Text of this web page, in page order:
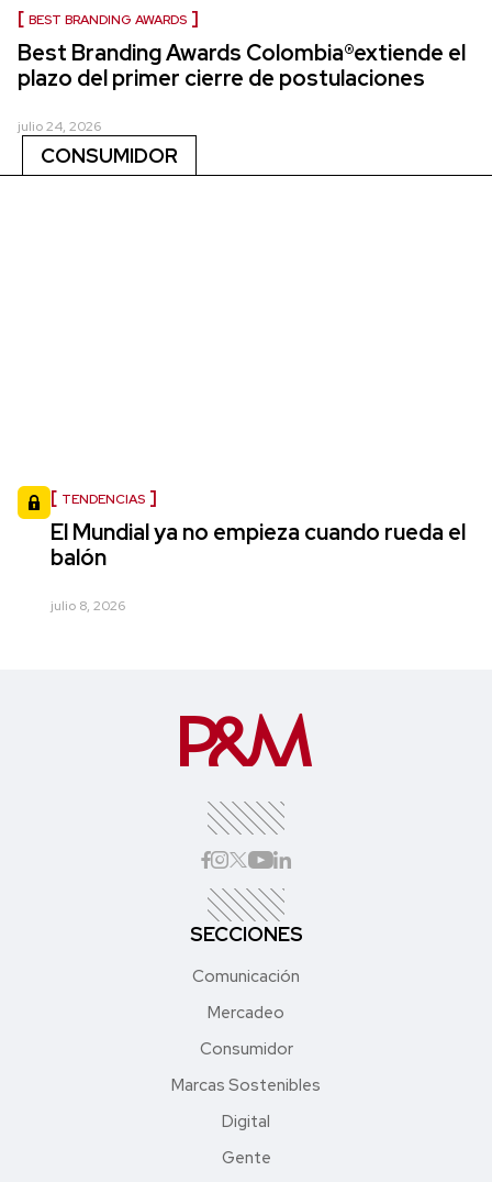
BEST BRANDING AWARDS
Best Branding Awards Colombia®extiende el
plazo del primer cierre de postulaciones
julio 24, 2026
CONSUMIDOR
TENDENCIAS
El Mundial ya no empieza cuando rueda el
balón
julio 8, 2026
SECCIONES
Comunicación
Mercadeo
Consumidor
Marcas Sostenibles
Digital
Gente